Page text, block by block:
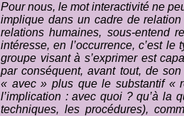
Pour nous, le mot interactivité ne
implique dans un cadre de
relations humaines, sous-entend
intéresse, en l’occurrence, c’est
groupe visant à s’exprimer est
par conséquent, avant tout, de
« avec» plus que le substantif «
l’implication :avec quoi ?qu’à la
techniques, les procédures),